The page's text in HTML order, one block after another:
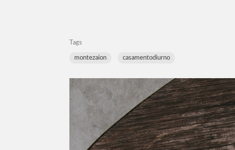
Tags
montezaion casamentodiurno